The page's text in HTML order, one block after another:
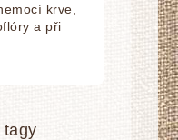
krve,
a při
tagy